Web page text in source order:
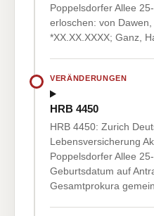
Poppelsdorfer Allee
erloschen: von
*XX.XX.XXXX; Ganz,
VERÄNDERUNGEN
HRB 4450
HRB 4450: Zurich
Lebensversicherung
Poppelsdorfer Allee
Geburtsdatum auf
Gesamtprokura